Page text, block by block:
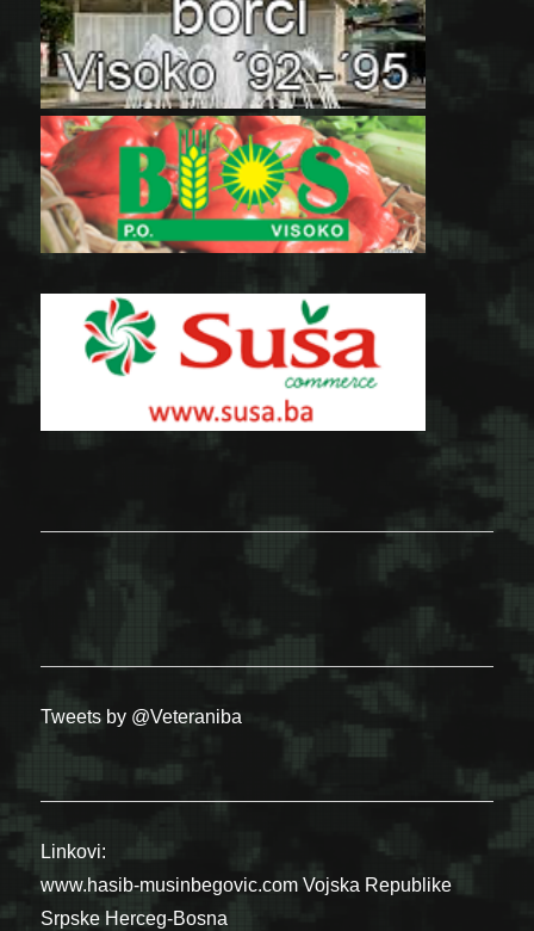
Tweets by @Veteraniba
Linkovi:
www.hasib-musinbegovic.com Vojska Republike
Srpske Herceg-Bosna